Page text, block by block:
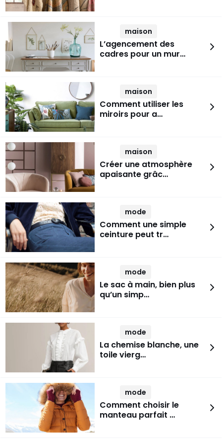
maison
L’agencement des
cadres pour un mur…
maison
Comment utiliser les
miroirs pour a…
maison
Créer une atmosphère
apaisante grâc…
mode
Comment une simple
ceinture peut tr…
mode
Le sac à main, bien plus
qu’un simp…
mode
La chemise blanche, une
toile vierg…
mode
Comment choisir le
manteau parfait …